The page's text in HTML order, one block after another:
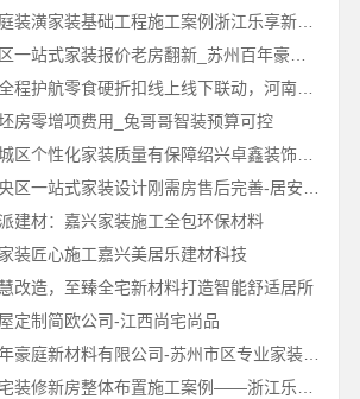
优秀家庭装潢家装基础工程施工案例浙江乐享新材料有限公司
苏州市区一站式家装报价老房翻新_苏州百年豪庭新材料有限公司
零百味全程护航零食硬折扣线上线下联动，河南零百味供应链有限公司助力全域盈利
房零增项费用_兔哥哥智装预算可控
绍兴越城区个性化家装质量有保障绍兴卓鑫装饰材料有限公司
建材：嘉兴家装施工全包环保材料
装匠心施工嘉兴美居乐建材科技
改造，至臻全宅新材料打造智能舒适居所
定制简欧公司-江西尚宅尚品
苏州百年豪庭新材料有限公司-苏州市区专业家装装修多少钱